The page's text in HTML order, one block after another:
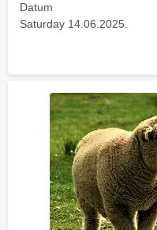
Datum
Saturday 14.06.2025.